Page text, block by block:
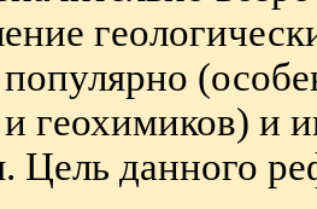
популярно
геохимиков) и
Цель данного